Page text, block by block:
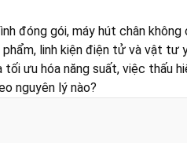
đóng gói, máy hút chân
linh kiện điện tử và vật tư
tối ưu hóa năng suất, việc thấu
nguyên lý nào?